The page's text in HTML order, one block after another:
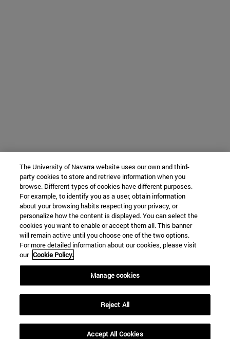
The University of Navarra website uses our own and third-
party cookies to store and retrieve information when you
browse. Different types of cookies have different purposes.
For example, to identify you as a user, obtain information
about your browsing habits respecting your privacy, or
personalize how the content is displayed. You can select the
cookies you want to enable or accept them all. This banner
will remain active until you choose one of the two options.
For more detailed information about our cookies, please visit
our Cookie Policy.
Manage cookies
Reject All
Accept All Cookies